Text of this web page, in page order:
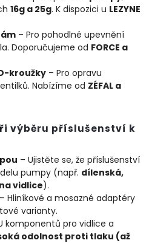
16g a 25g. K dispozici u LEZYNE
– Pro pohodlné upevnění
Doporučujeme od FORCE a
kroužky – Pro opravu
Nabízíme od ZÉFAL a
výběru příslušenství k
– Ujistěte se, že příslušenství
pumpy (např. dílenská,
vidlice).
– Hliníkové a mosazné adaptéry
varianty.
komponentů pro vidlice a
odolnost proti tlaku (až